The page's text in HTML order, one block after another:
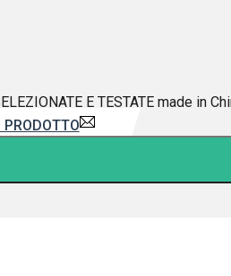
E TESTATE made in
PRODOTTO